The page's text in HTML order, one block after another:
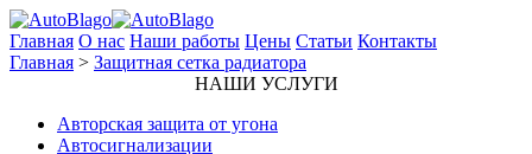
Главная О нас Наши работы Цены Статьи Контакты
Главная > Защитная сетка радиатора
НАШИ УСЛУГИ
Авторская защита от угона
Автосигнализации